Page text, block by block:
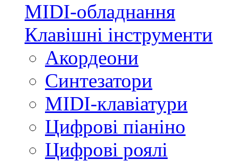
MIDI-обладнання
Клавішні інструменти
Акордеони
Синтезатори
MIDI-клавіатури
Цифрові піаніно
Цифрові роялі